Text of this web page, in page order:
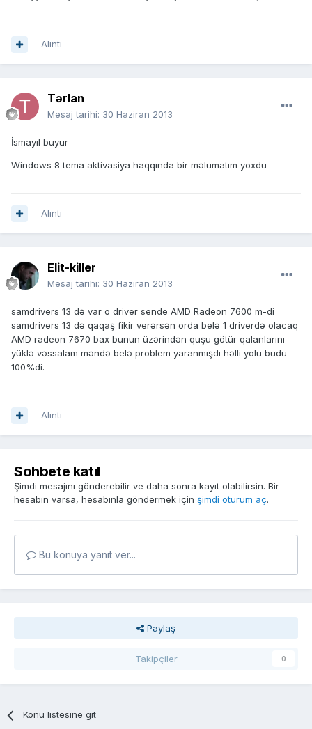
Alıntı
Tərlan
Mesaj tarihi: 30 Haziran 2013
İsmayıl buyur
Windows 8 tema aktivasiya haqqında bir məlumatım yoxdu
Alıntı
Elit-killer
Mesaj tarihi: 30 Haziran 2013
samdrivers 13 də var o driver sende AMD Radeon 7600 m-di
samdrivers 13 də qaqaş fikir verərsən orda belə 1 driverdə olacaq
AMD radeon 7670 bax bunun üzərindən quşu götür qalanlarını
yüklə vəssalam məndə belə problem yaranmışdı həlli yolu budu
100%di.
Alıntı
Sohbete katıl
Şimdi mesajını gönderebilir ve daha sonra kayıt olabilirsin. Bir
hesabın varsa, hesabınla göndermek için şimdi oturum aç.
Bu konuya yanıt ver...
Paylaş
Takipçiler 0
Konu listesine git